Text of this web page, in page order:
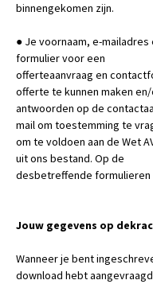
binnengekomen zijn.
● Je voornaam, e-
formulier voor een
offerteaanvraag en
offerte te kunnen maken
antwoorden op de
mail om toestemming te
om te voldoen aan de Wet
uit ons bestand. Op de
desbetreffende
Jouw gegevens op
Wanneer je bent
download hebt